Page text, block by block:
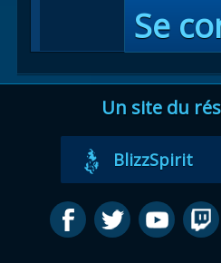
Se
Un site du
BlizzSpirit